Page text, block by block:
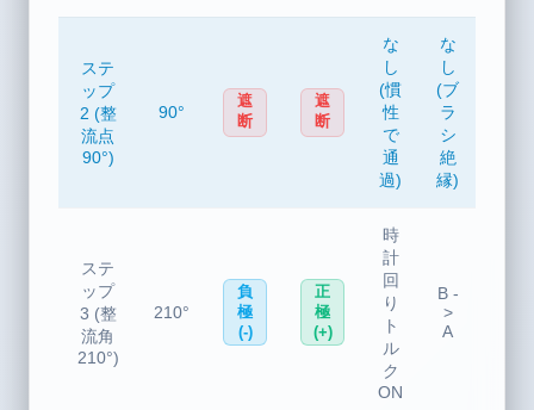
ステ
ップ
2 (整
流点
90°)
90°
遮
断
遮
断
な
し
(慣
性
で
通
過)
な
し
(ブ
ラ
シ
絶
縁)
ステ
ップ
3 (整
流角
210°)
210°
負
極
(-)
正
極
(+)
時
計
回
り
ト
ル
ク
ON
B -
>
A